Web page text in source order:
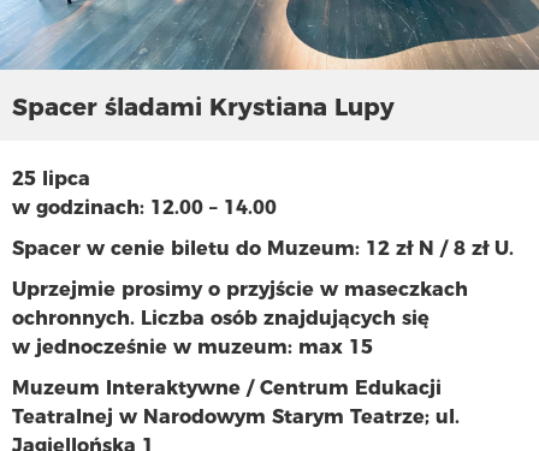
Spacer śladami Krystiana Lupy
25 lipca
w godzinach: 12.00 – 14.00
Spacer w cenie biletu do Muzeum: 12 zł N / 8 zł U.
Uprzejmie prosimy o przyjście w maseczkach
ochronnych. Liczba osób znajdujących się
w jednocześnie w muzeum: max 15
Muzeum Interaktywne / Centrum Edukacji
Teatralnej w Narodowym Starym Teatrze; ul.
Jagiellońska 1